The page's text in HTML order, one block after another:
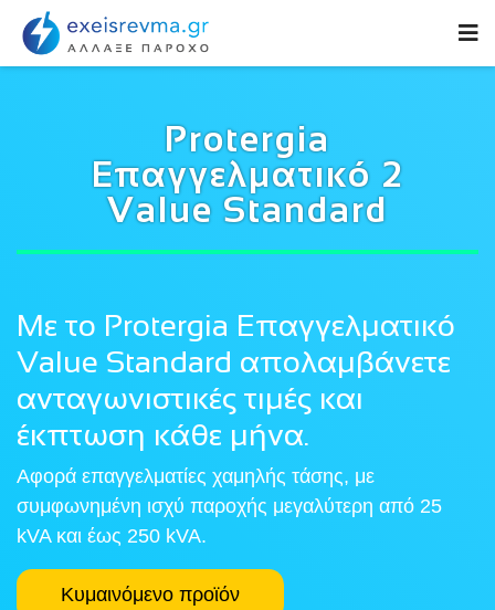
Protergia
Επαγγελματικό 2
Value Standard
Με το Protergia Επαγγελματικό
Value Standard απολαμβάνετε
ανταγωνιστικές τιμές και
έκπτωση κάθε μήνα.
Αφορά επαγγελματίες χαμηλής τάσης, με
συμφωνημένη ισχύ παροχής μεγαλύτερη από 25
kVA και έως 250 kVA.
Κυμαινόμενο προϊόν